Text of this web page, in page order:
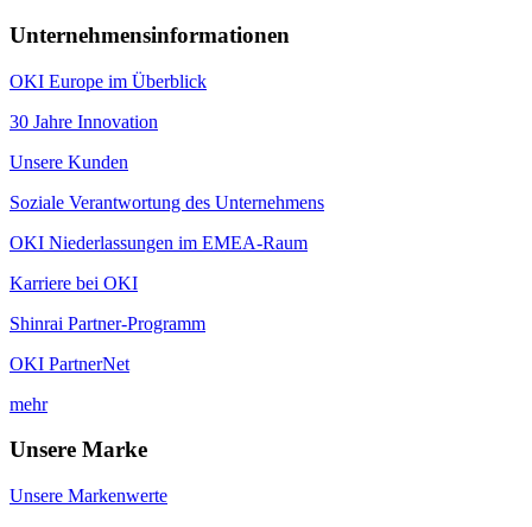
Unternehmensinformationen
OKI Europe im Überblick
30 Jahre Innovation
Unsere Kunden
Soziale Verantwortung des Unternehmens
OKI Niederlassungen im EMEA-Raum
Karriere bei OKI
Shinrai Partner-Programm
OKI PartnerNet
mehr
Unsere Marke
Unsere Markenwerte